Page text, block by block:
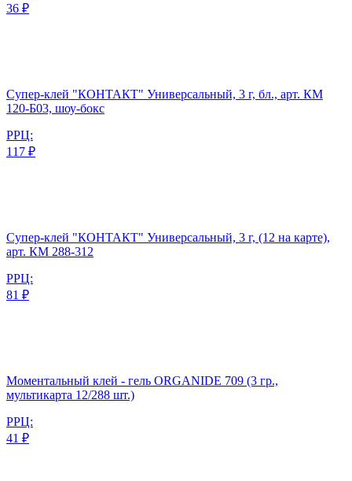
36 ₽
Супер-клей "КОНТАКТ" Универсальный, 3 г, бл., арт. КМ
120-Б03, шоу-бокс
РРЦ:
117 ₽
Супер-клей "КОНТАКТ" Универсальный, 3 г, (12 на карте),
арт. КМ 288-312
РРЦ:
81 ₽
Моментальный клей - гель ORGANIDE 709 (3 гр.,
мультикарта 12/288 шт.)
РРЦ:
41 ₽